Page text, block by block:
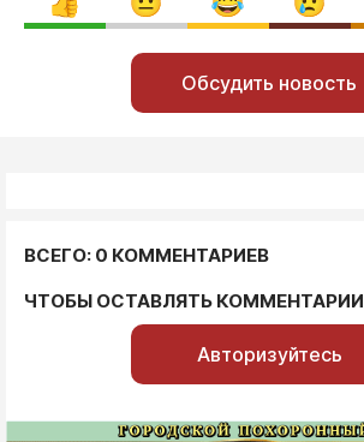
Обсудить новость
ВСЕГО: 0 КОММЕНТАРИЕВ
ЧТОБЫ ОСТАВЛЯТЬ КОММЕНТАРИИ
Авторизуйтесь